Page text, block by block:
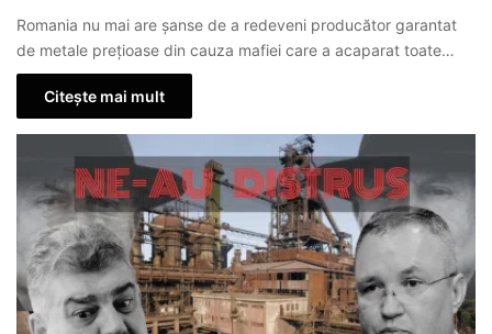
Romania nu mai are șanse de a redeveni producător garantat
de metale prețioase din cauza mafiei care a acaparat toate…
Citește mai mult